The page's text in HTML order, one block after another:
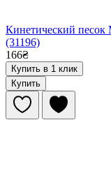
Кинетический
(31196)
166₴
Купить в 1 клик
Купить